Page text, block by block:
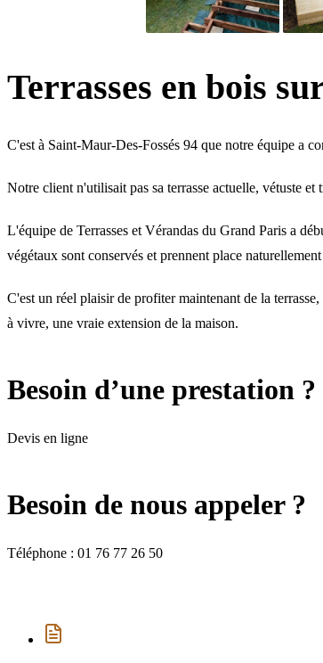
Terrasses en bois
C'est à Saint-Maur-Des-Fossés 94 que notre équipe a
Notre client n'utilisait pas sa terrasse actuelle, vétuste
L'équipe de Terrasses et Vérandas du Grand Paris a
végétaux sont conservés et prennent place
C'est un réel plaisir de profiter maintenant de la
à vivre, une vraie extension de la maison.
Besoin d’une prestation ?
Devis en ligne
Besoin de nous appeler ?
Téléphone : 01 76 77 26 50